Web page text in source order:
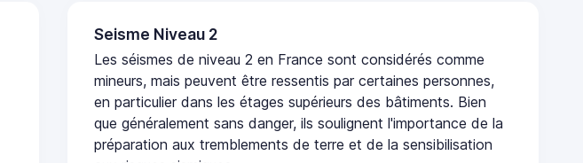
Seisme Niveau 2
Les séismes de niveau 2 en France sont considérés comme
mineurs, mais peuvent être ressentis par certaines personnes,
en particulier dans les étages supérieurs des bâtiments. Bien
que généralement sans danger, ils soulignent l'importance de la
préparation aux tremblements de terre et de la sensibilisation